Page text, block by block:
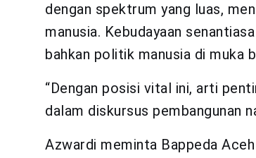
dengan spektrum yang luas,
manusia. Kebudayaan
bahkan politik manusia di muka
“Dengan posisi vital ini, arti
dalam diskursus pembangunan
Azwardi meminta Bappeda